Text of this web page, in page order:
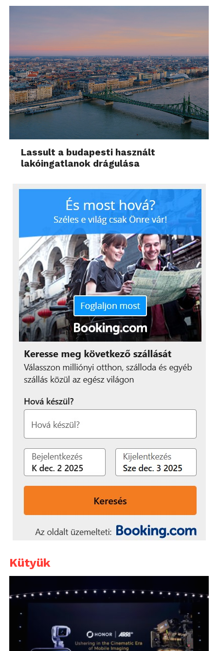
Lassult a budapesti használt
lakóingatlanok drágulása
Kütyük